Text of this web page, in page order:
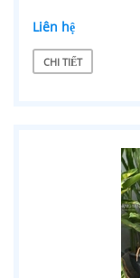
Liên hệ
CHI TIẾT